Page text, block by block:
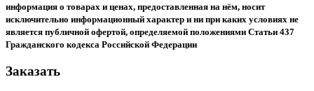
информация о товарах и ценах, предоставленная на нём, носит
исключительно информационный характер и ни при каких условиях не
является публичной офертой, определяемой положениями Статьи 437
Гражданского кодекса Российской Федерации
Заказать